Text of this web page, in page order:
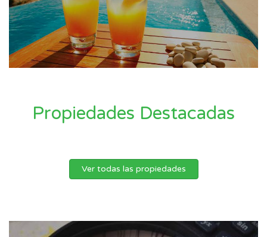
Propiedades Destacadas
Ver todas las propiedades